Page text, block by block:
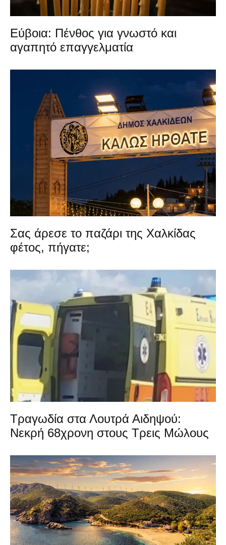
Εύβοια: Πένθος για γνωστό και
αγαπητό επαγγελματία
Σας άρεσε το παζάρι της Χαλκίδας
φέτος, πήγατε;
Τραγωδία στα Λουτρά Αιδηψού:
Νεκρή 68χρονη στους Τρεις Μώλους